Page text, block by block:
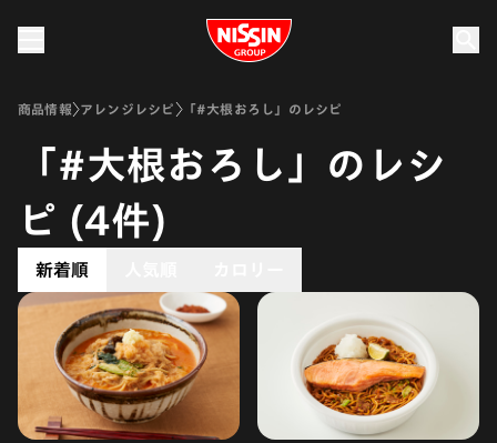
Nissin Group
商品情報 アレンジレシピ 「#大根おろし」のレシピ
「#大根おろし」のレシ
ピ (4件)
新着順